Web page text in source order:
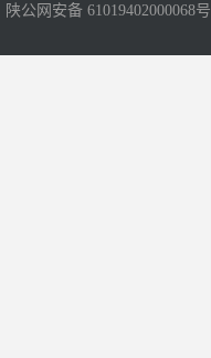
陕公网安备 61019402000068号